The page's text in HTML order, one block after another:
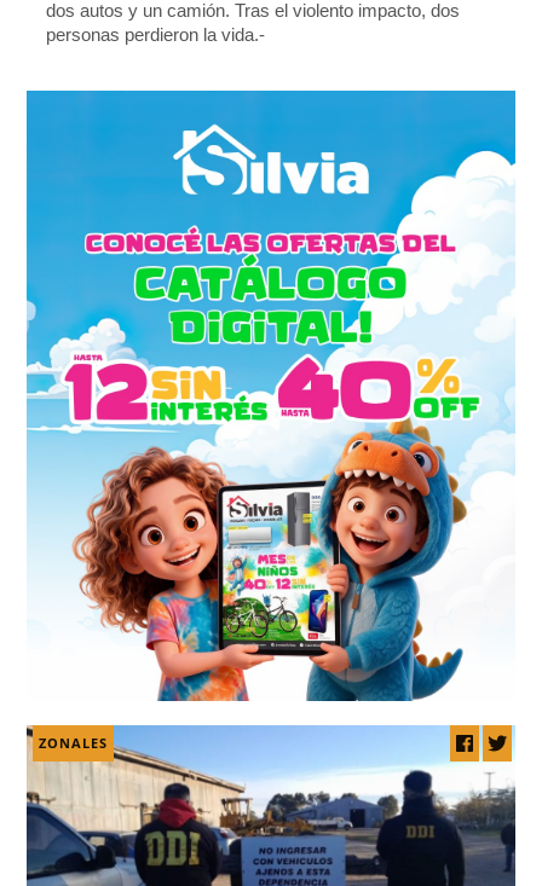
dos autos y un camión. Tras el violento impacto, dos
personas perdieron la vida.-
ZONALES